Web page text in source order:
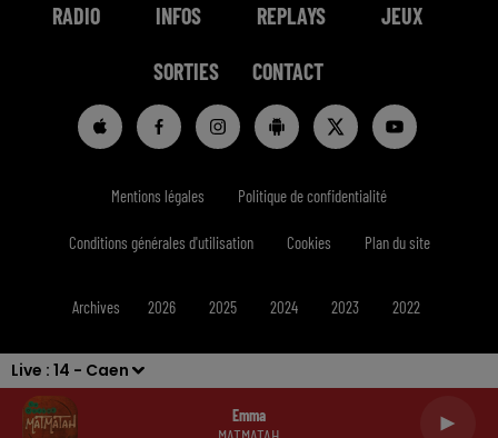
Live : 14 - Caen
Emma
RADIO INFOS REPLAYS JEUX
SORTIES CONTACT
Mentions légales Politique de confidentialité
Conditions générales d'utilisation Cookies Plan du site
Archives 2026 2025 2024 2023 2022